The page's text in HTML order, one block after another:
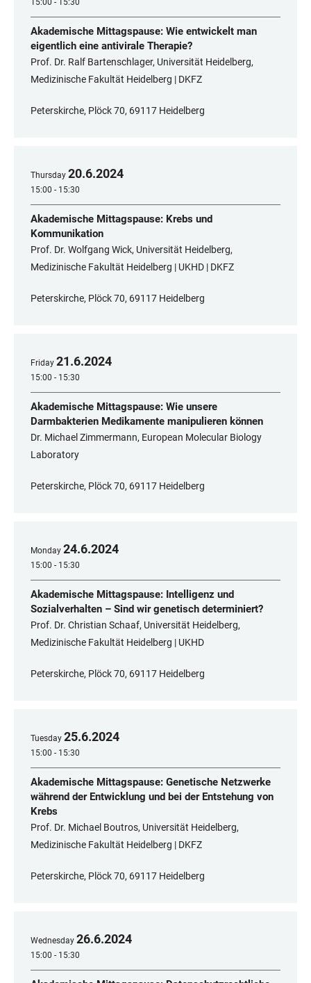
15:00 - 15:30
Akademische Mittagspause: Wie entwickelt man
eigentlich eine antivirale Therapie?
Prof. Dr. Ralf Bartenschlager, Universität Heidelberg,
Medizinische Fakultät Heidelberg | DKFZ
Peterskirche, Plöck 70, 69117 Heidelberg
Thursday 20.6.2024
15:00 - 15:30
Akademische Mittagspause: Krebs und
Kommunikation
Prof. Dr. Wolfgang Wick, Universität Heidelberg,
Medizinische Fakultät Heidelberg | UKHD | DKFZ
Peterskirche, Plöck 70, 69117 Heidelberg
Friday 21.6.2024
15:00 - 15:30
Akademische Mittagspause: Wie unsere
Darmbakterien Medikamente manipulieren können
Dr. Michael Zimmermann, European Molecular Biology
Laboratory
Peterskirche, Plöck 70, 69117 Heidelberg
Monday 24.6.2024
15:00 - 15:30
Akademische Mittagspause: Intelligenz und
Sozialverhalten – Sind wir genetisch determiniert?
Prof. Dr. Christian Schaaf, Universität Heidelberg,
Medizinische Fakultät Heidelberg | UKHD
Peterskirche, Plöck 70, 69117 Heidelberg
Tuesday 25.6.2024
15:00 - 15:30
Akademische Mittagspause: Genetische Netzwerke
während der Entwicklung und bei der Entstehung von
Krebs
Prof. Dr. Michael Boutros, Universität Heidelberg,
Medizinische Fakultät Heidelberg | DKFZ
Peterskirche, Plöck 70, 69117 Heidelberg
Wednesday 26.6.2024
15:00 - 15:30